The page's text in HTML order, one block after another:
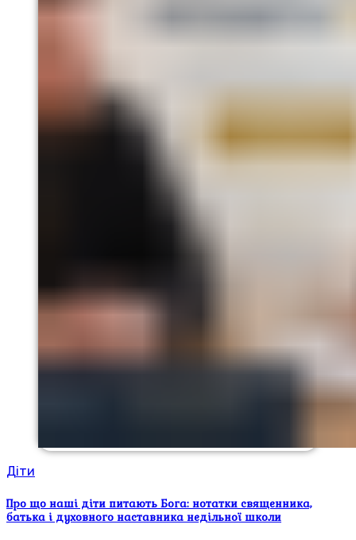
Діти
Про що наші діти питають Бога: нотатки священника,
батька і духовного наставника недільної школи